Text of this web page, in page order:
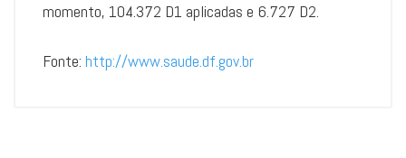
momento, 104.372 D1 aplicadas e 6.727 D2.
Fonte: http://www.saude.df.gov.br